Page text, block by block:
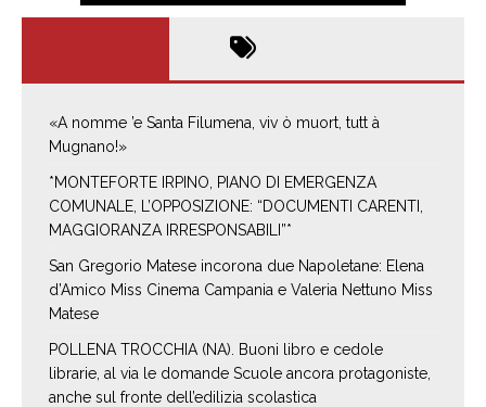
«A nomme ’e Santa Filumena, viv ò muort, tutt à
Mugnano!»
*MONTEFORTE IRPINO, PIANO DI EMERGENZA
COMUNALE, L’OPPOSIZIONE: “DOCUMENTI CARENTI,
MAGGIORANZA IRRESPONSABILI”*
San Gregorio Matese incorona due Napoletane: Elena
d’Amico Miss Cinema Campania e Valeria Nettuno Miss
Matese
POLLENA TROCCHIA (NA). Buoni libro e cedole
librarie, al via le domande Scuole ancora protagoniste,
anche sul fronte dell’edilizia scolastica